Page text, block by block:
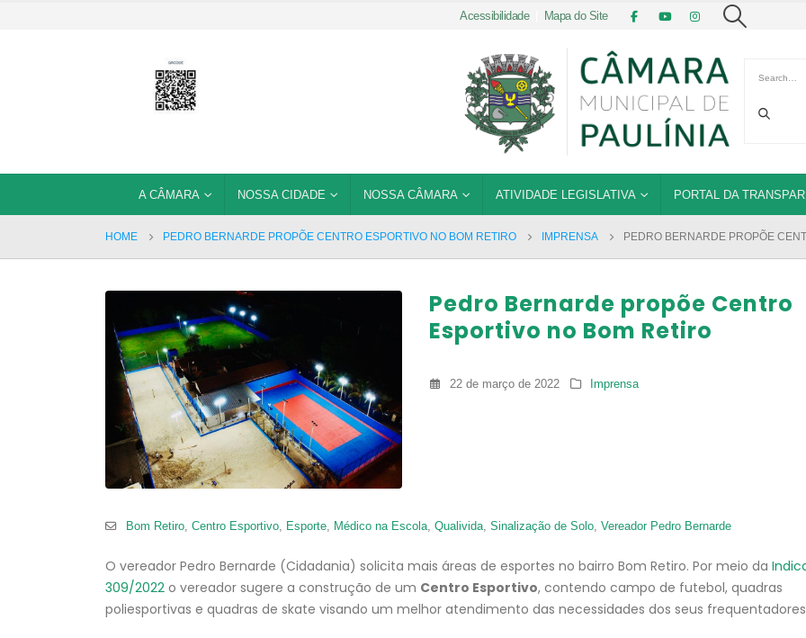
Acessibilidade| Mapa do Site
A CÂMARA NOSSA CIDADE NOSSA CÂMARA ATIVIDADE LEGISLATIVA PORTAL DA
HOME PEDRO BERNARDE PROPÕE CENTRO ESPORTIVO NO BOM RETIRO IMPRENSA PEDRO BERNARDE PROPÕE
Pedro Bernarde propõe Centro
Esportivo no Bom Retiro
22 de março de 2022 Imprensa
Bom Retiro, Centro Esportivo, Esporte, Médico na Escola, Qualivida, Sinalização de Solo, Vereador Pedro Bernarde
O vereador Pedro Bernarde (Cidadania) solicita mais áreas de esportes no bairro Bom Retiro. Por meio da
309/2022 o vereador sugere a construção de um Centro Esportivo, contendo campo de futebol, quadras
poliesportivas e quadras de skate visando um melhor atendimento das necessidades dos seus